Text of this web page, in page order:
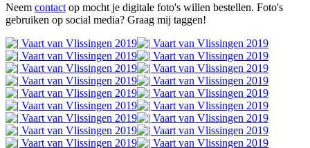
Neem contact op mocht je digitale foto's willen bestellen. Foto's
gebruiken op social media? Graag mij taggen!